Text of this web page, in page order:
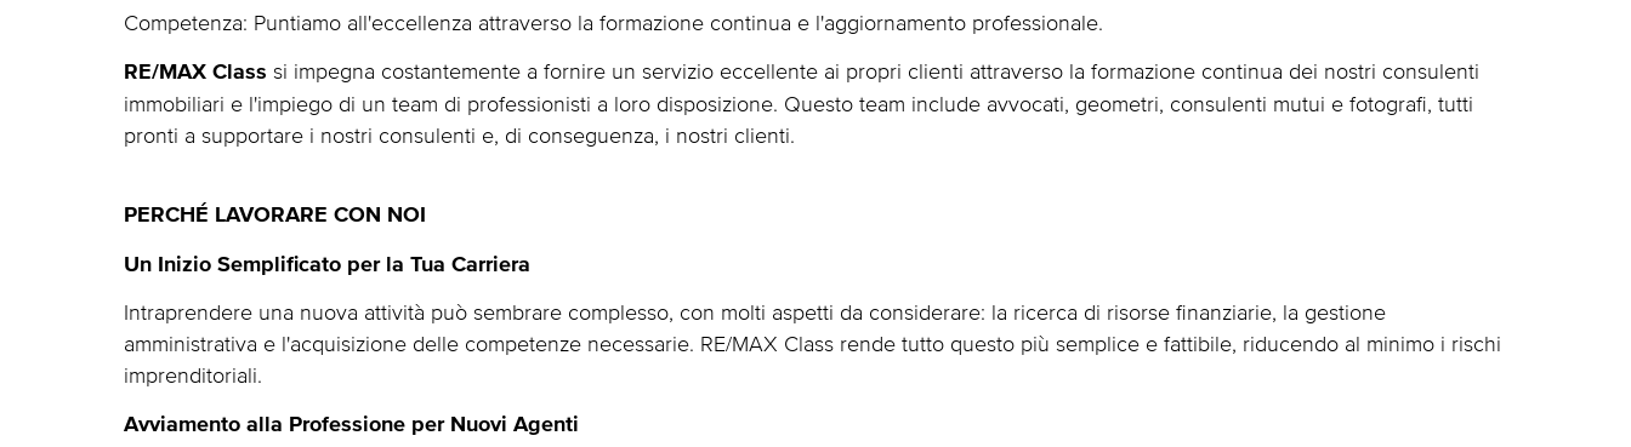
Competenza: Puntiamo all'eccellenza attraverso la formazione continua e l'aggiornamento professionale.
RE/MAX Class si impegna costantemente a fornire un servizio eccellente ai propri clienti attraverso la formazione continua dei nostri consulenti
immobiliari e l'impiego di un team di professionisti a loro disposizione. Questo team include avvocati, geometri, consulenti mutui e fotografi, tutti
pronti a supportare i nostri consulenti e, di conseguenza, i nostri clienti.
PERCHÉ LAVORARE CON NOI
Un Inizio Semplificato per la Tua Carriera
Intraprendere una nuova attività può sembrare complesso, con molti aspetti da considerare: la ricerca di risorse finanziarie, la gestione
amministrativa e l'acquisizione delle competenze necessarie. RE/MAX Class rende tutto questo più semplice e fattibile, riducendo al minimo i rischi
imprenditoriali.
Avviamento alla Professione per Nuovi Agenti